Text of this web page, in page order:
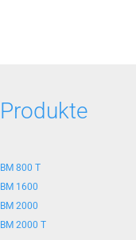
Produkte
BM 800 T
BM 1600
BM 2000
BM 2000 T